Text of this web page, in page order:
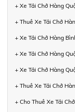
+ Xe Tải Chở Hàng
+ Thuê Xe Tải Chở
+ Xe Tải Chở Hàng
+ Xe Tải Chở Hàng
+ Xe Tải Chở Hàng
+ Thuê Xe Tải Chở
+ Cho Thuê Xe Tải